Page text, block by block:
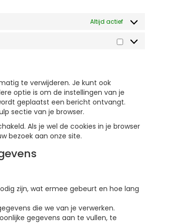
Altijd actief
te verwijderen. Je kunt ook
optie is om de instellingen van je
geplaatst een bericht ontvangt.
sectie van je browser.
Als je wel de cookies in je browser
bezoek aan onze site.
zijn, wat ermee gebeurt en hoe lang
die we van je verwerken.
gegevens aan te vullen, te